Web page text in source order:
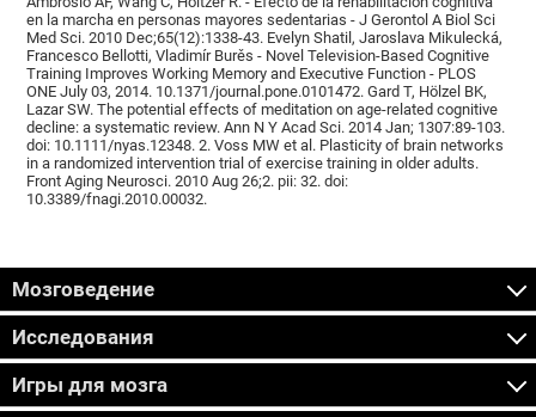
en la marcha en personas mayores sedentarias - J Gerontol A Biol Sci
Med Sci. 2010 Dec;65(12):1338-43. Evelyn Shatil, Jaroslava Mikulecká,
Francesco Bellotti, Vladimír Burěs - Novel Television-Based Cognitive
Training Improves Working Memory and Executive Function - PLOS
ONE July 03, 2014. 10.1371/journal.pone.0101472. Gard T, Hölzel BK,
Lazar SW. The potential effects of meditation on age-related cognitive
decline: a systematic review. Ann N Y Acad Sci. 2014 Jan; 1307:89-103.
doi: 10.1111/nyas.12348. 2. Voss MW et al. Plasticity of brain networks
in a randomized intervention trial of exercise training in older adults.
Front Aging Neurosci. 2010 Aug 26;2. pii: 32. doi:
10.3389/fnagi.2010.00032.
Мозговедение
Исследования
Игры для мозга